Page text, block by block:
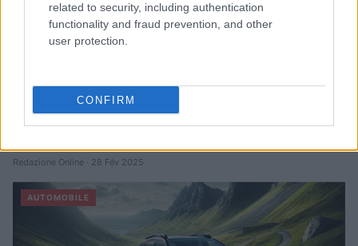
related to security, including authentication
functionality and fraud prevention, and other
user protection.
CONFIRM
Sécurité Des Véhicules: 4 Caractéristiques Que Chaque
Redazione Online · 28 Fév 2025
AUTOMOBILE